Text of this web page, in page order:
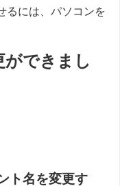
るには、パソコンを
ができまし
ト名を変更す